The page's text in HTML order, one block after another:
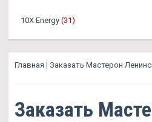
10X Energy (31)
Главная | Заказать Мастерон
Заказать